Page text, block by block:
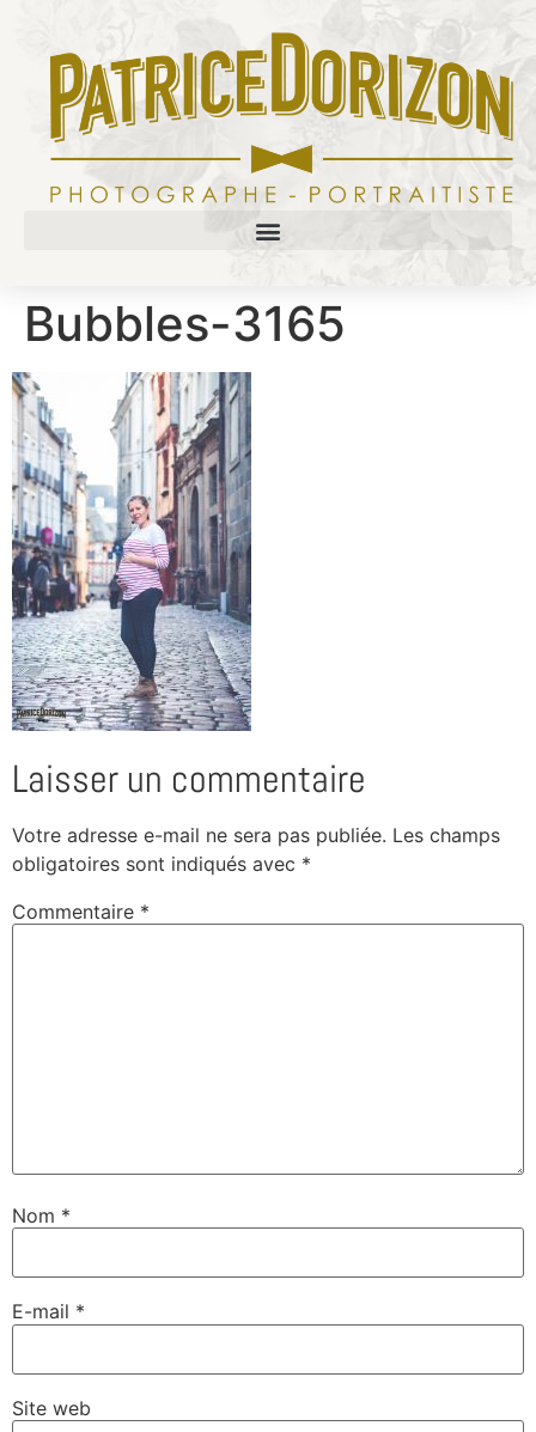
Bubbles-3165
Laisser un commentaire
Votre adresse e-mail ne sera pas publiée. Les champs
obligatoires sont indiqués avec *
Commentaire *
Nom *
E-mail *
Site web